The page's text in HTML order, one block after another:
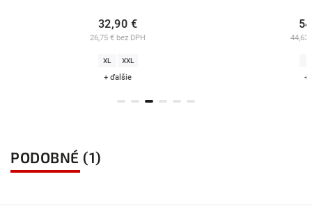
26,75 € bez DPH
32,90 €
XXL
+ ďalšie
44,63 €
+
PODOBNÉ (1)